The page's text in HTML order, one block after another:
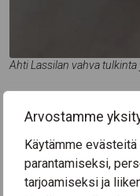
Arvostamme
Käytämme
parantamiseksi,
tarjoamiseksi ja
Ahti Lassilan vahva
SadutustyöpajaMinun
toteutettua
omasta elämästä.
muotoon ja niitä